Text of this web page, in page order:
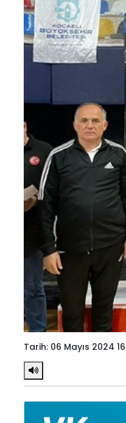
Teknoloji
Sektörel
Künye
Giriş
Yap
Tarih: 06 Mayıs 2024